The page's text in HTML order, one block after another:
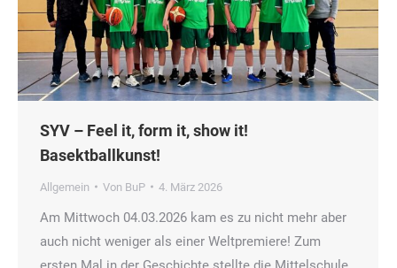
SYV – Feel it, form it, show it!
Basektballkunst!
Allgemein Von BuP 4. März 2026
Am Mittwoch 04.03.2026 kam es zu nicht mehr aber
auch nicht weniger als einer Weltpremiere! Zum